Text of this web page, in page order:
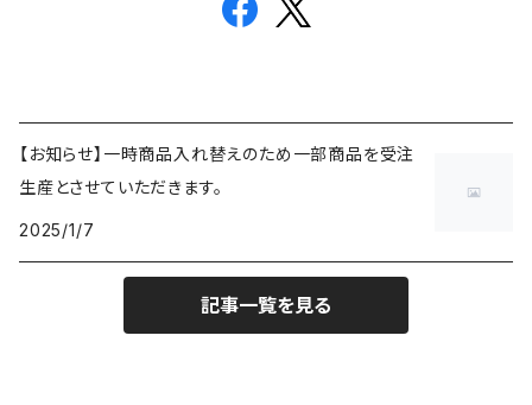
【お知らせ】一時商品入れ替えのため一部商品を受注
生産とさせていただきます。
2025/1/7
記事一覧を見る